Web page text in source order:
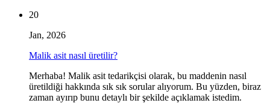
20
Jan, 2026
Malik asit nasıl üretilir?
Merhaba! Malik asit tedarikçisi olarak, bu maddenin nasıl
üretildiği hakkında sık sık sorular alıyorum. Bu yüzden, biraz
zaman ayırıp bunu detaylı bir şekilde açıklamak istedim.